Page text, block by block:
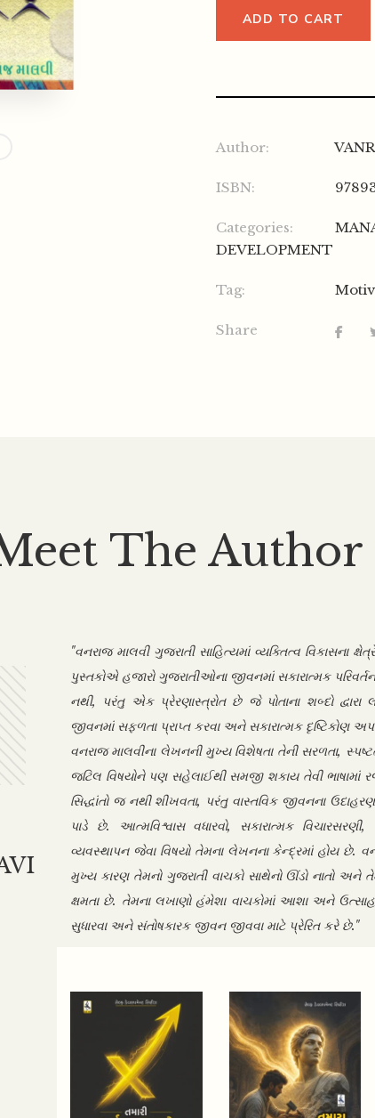
ADD TO CART
Author:
ISBN:
Categories:
DEVELOPMENT
Tag:
Share
The Author
"વનરાજ માલવી ગુજરાતી સાહિત્યમાં વ્યક્તિત્વ વિકાસના
પુસ્તકોએ હજારો ગુજરાતીઓના જીવનમાં સકારાત્મક
નથી, પરંતુ એક પ્રેરણાસ્ત્રોત છે જે પોતાના શબ્દો દ્વારા
જીવનમાં સફળતા પ્રાપ્ત કરવા અને સકારાત્મક દૃષ્ટિકોણ
વનરાજ માલવીના લેખનની મુખ્ય વિશેષતા તેની સરળતા,
જટિલ વિષયોને પણ સહેલાઈથી સમજી શકાય તેવી ભાષામાં
સિદ્ધાંતો જ નથી શીખવતા, પરંતુ વાસ્તવિક જીવનના ઉદાહરણો
પાડે છે. આત્મવિશ્વાસ વધારવો, સકારાત્મક
વ્યવસ્થાપન જેવા વિષયો તેમના લેખનના કેન્દ્રમાં હોય છે.
મુખ્ય કારણ તેમનો ગુજરાતી વાચકો સાથેનો ઊંડો નાતો અને
ક્ષમતા છે. તેમના લખાણો હંમેશા વાચકોમાં આશા અને
સુધારવા અને સંતોષકારક જીવન જીવવા માટે પ્રેરિત કરે છે."